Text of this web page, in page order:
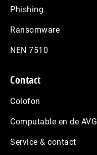
Phishing
Ransomware
NEN 7510
Contact
Colofon
Computable en de AVG
Service & contact